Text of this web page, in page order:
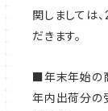
関しましては
だきます。
■年末年始の
年内出荷分の